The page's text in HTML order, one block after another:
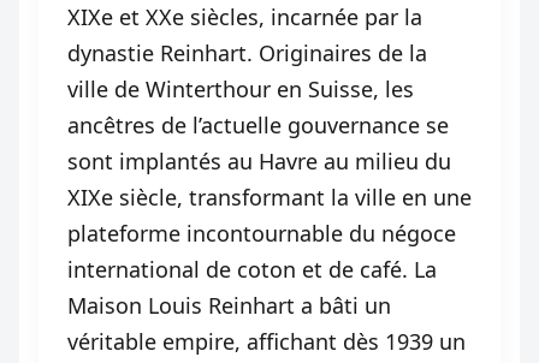
XIXe et XXe siècles, incarnée par la
dynastie Reinhart. Originaires de la
ville de Winterthour en Suisse, les
ancêtres de l’actuelle gouvernance se
sont implantés au Havre au milieu du
XIXe siècle, transformant la ville en une
plateforme incontournable du négoce
international de coton et de café. La
Maison Louis Reinhart a bâti un
véritable empire, affichant dès 1939 un